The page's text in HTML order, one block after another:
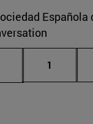
Página
1